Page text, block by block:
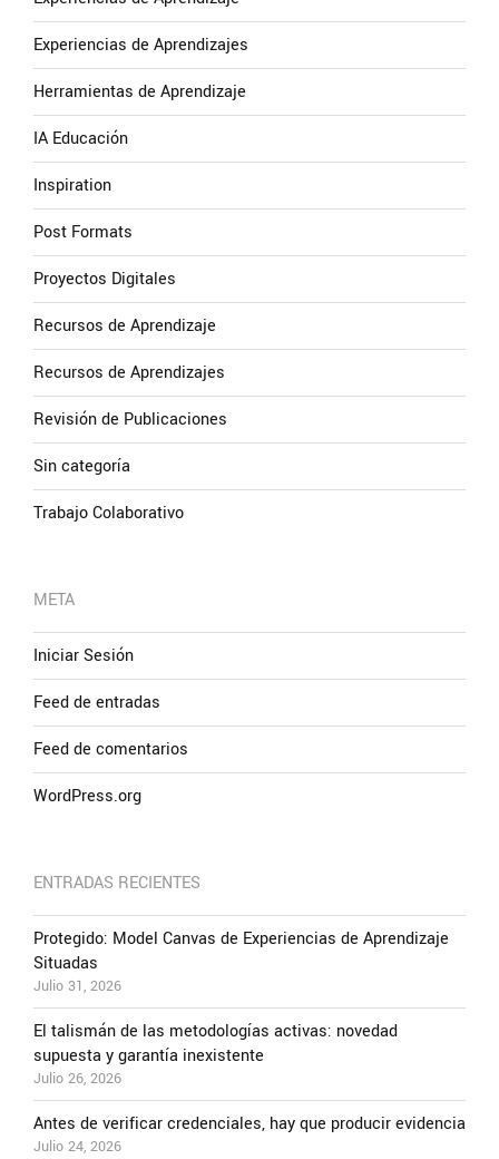
Experiencias de Aprendizajes
Herramientas de Aprendizaje
IA Educación
Inspiration
Post Formats
Proyectos Digitales
Recursos de Aprendizaje
Recursos de Aprendizajes
Revisión de Publicaciones
Sin categoría
Trabajo Colaborativo
META
Iniciar Sesión
Feed de entradas
Feed de comentarios
WordPress.org
ENTRADAS RECIENTES
Protegido: Model Canvas de Experiencias de Aprendizaje
Situadas
Julio 31, 2026
El talismán de las metodologías activas: novedad
supuesta y garantía inexistente
Julio 26, 2026
Antes de verificar credenciales, hay que producir evidencia
Julio 24, 2026